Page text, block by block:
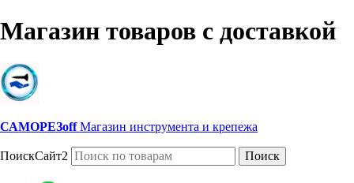
Магазин товаров с доставкой
САМОРЕЗoff Магазин инструмента и крепежа
ПоискСайт2 Поиск